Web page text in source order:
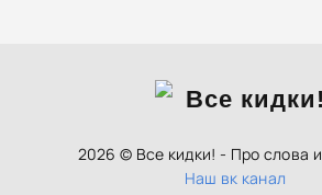
2026 © Все кидки! - Про слова
Наш вк канал